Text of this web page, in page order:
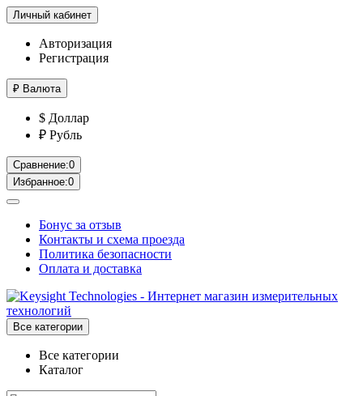
Личный кабинет
Авторизация
Регистрация
₽ Валюта
$ Доллар
₽ Рубль
Сравнение:0
Избранное:0
Бонус за отзыв
Контакты и схема проезда
Политика безопасности
Оплата и доставка
Все категории
Все категории
Каталог